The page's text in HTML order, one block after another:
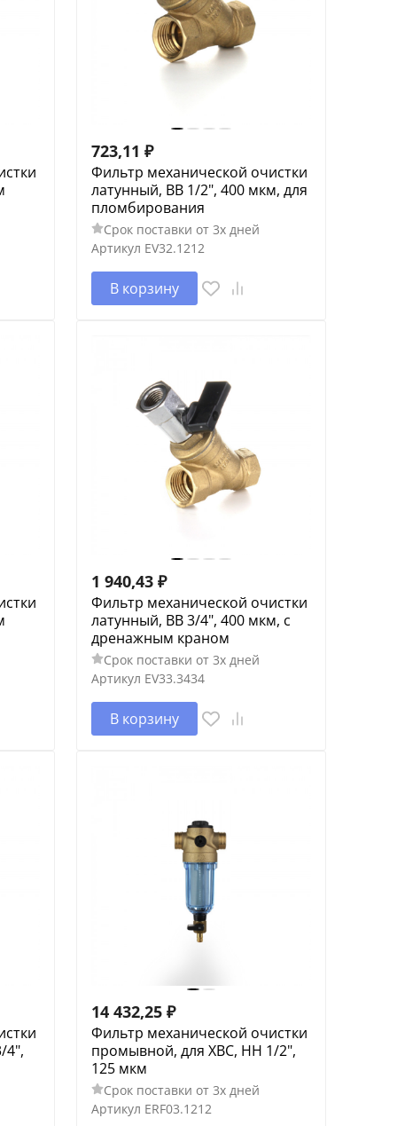
723,11 ₽
Фильтр механической очистки
латунный, ВВ 1/2", 400 мкм, для
пломбирования
Срок поставки от 3х дней
Артикул EV32.1212
В корзину
1 940,43 ₽
Фильтр механической очистки
латунный, ВВ 3/4", 400 мкм, с
дренажным краном
Срок поставки от 3х дней
Артикул EV33.3434
В корзину
4",
14 432,25 ₽
Фильтр механической очистки
промывной, для ХВС, НН 1/2",
125 мкм
Срок поставки от 3х дней
Артикул ERF03.1212